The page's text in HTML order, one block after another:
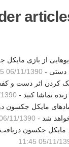
از بازی
دستی - 06/11/1390 20:05
کردن اثر دست و
تماشا کنید - 10:57
مایکل جکسون
شد - 11/1390 10:31
جکسون دریافت
05/11/1390